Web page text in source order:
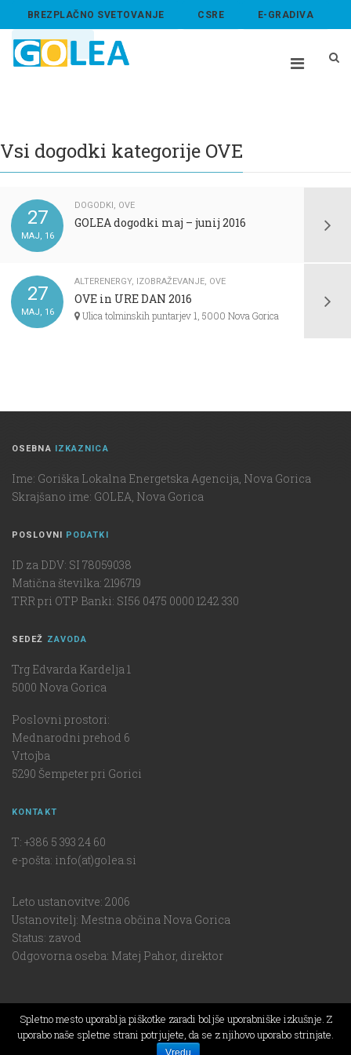
BREZPLAČNO SVETOVANJE CSRE E-GRADIVA
ABOUT US
Vsi dogodki kategorije OVE
27
MAJ, 16
DOGODKI, OVE
GOLEA dogodki maj – junij 2016
27
MAJ, 16
ALTERENERGY, IZOBRAŽEVANJE, OVE
OVE in URE DAN 2016
Ulica tolminskih puntarjev 1, 5000 Nova Gorica
OSEBNA IZKAZNICA
Ime: Goriška Lokalna Energetska Agencija, Nova Gorica
Skrajšano ime: GOLEA, Nova Gorica
POSLOVNI PODATKI
ID za DDV: SI 78059038
Matična številka: 2196719
TRR pri OTP Banki: SI56 0475 0000 1242 330
SEDEŽ ZAVODA
Trg Edvarda Kardelja 1
5000 Nova Gorica
Poslovni prostori:
Mednarodni prehod 6
Vrtojba
5290 Šempeter pri Gorici
KONTAKT
T: +386 5 393 24 60
e-pošta: info(at)golea.si
Leto ustanovitve: 2006
Ustanovitelj: Mestna občina Nova Gorica
Status: zavod
Odgovorna oseba: Matej Pahor, direktor
Copyright © 2016 Golea. Vse pravice pridržane.
Spletno mesto uporablja piškotke zaradi boljše uporabniške izkušnje. Z
uporabo naše spletne strani potrjujete, da se z njihovo uporabo strinjate.
Vredu